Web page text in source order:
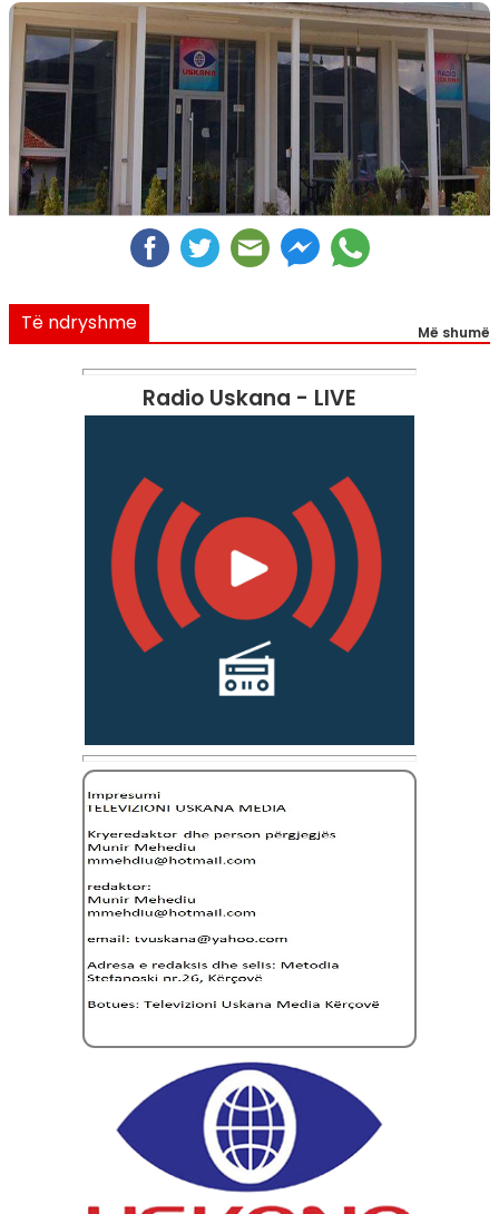
Të ndryshme Më shumë
Radio Uskana - LIVE